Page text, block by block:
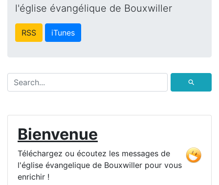
l'église évangélique de Bouxwiller
RSS iTunes
⚲
Bienvenue
Téléchargez ou écoutez les messages de
l'église évangelique de Bouxwiller pour vous
enrichir !